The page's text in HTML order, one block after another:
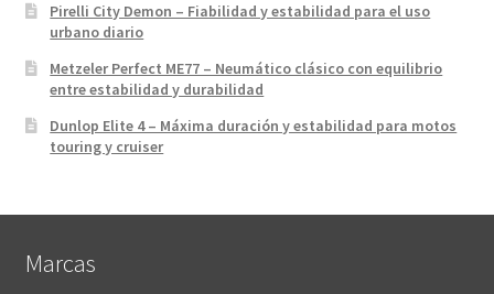
Pirelli City Demon – Fiabilidad y estabilidad para el uso
urbano diario
Metzeler Perfect ME77 – Neumático clásico con equilibrio
entre estabilidad y durabilidad
Dunlop Elite 4 – Máxima duración y estabilidad para motos
touring y cruiser
Marcas